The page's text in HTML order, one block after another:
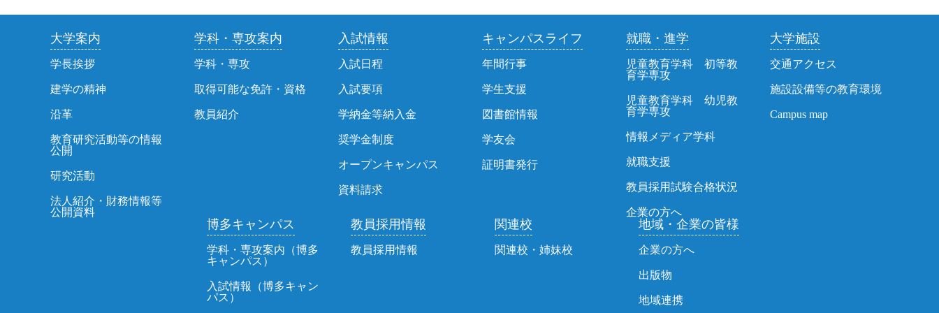
大学案内
学長挨拶
建学の精神
沿革
教育研究活動等の情報
公開
研究活動
法人紹介・財務情報等
公開資料
学科・専攻案内
学科・専攻
取得可能な免許・資格
教員紹介
入試情報
入試日程
入試要項
学納金等納入金
奨学金制度
オープンキャンパス
資料請求
キャンパスライフ
年間行事
学生支援
図書館情報
学友会
証明書発行
就職・進学
児童教育学科 初等教
育学専攻
児童教育学科 幼児教
育学専攻
情報メディア学科
就職支援
教員採用試験合格状況
企業の方へ
大学施設
交通アクセス
施設設備等の教育環境
Campus map
博多キャンパス
学科・専攻案内（博多
キャンパス）
入試情報（博多キャン
パス）
教員採用情報
教員採用情報
関連校
関連校・姉妹校
地域・企業の皆様
企業の方へ
出版物
地域連携